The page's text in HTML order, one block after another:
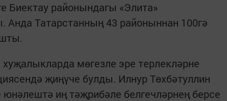
Биектау районындагы «Элита»
Анда Татарстанның 43 районыннан 100гә
мөгезле эре терлекләрне
җиңүче булды. Илнур Төхбәтуллин
иң тәҗрибәле белгечләрнең берсе